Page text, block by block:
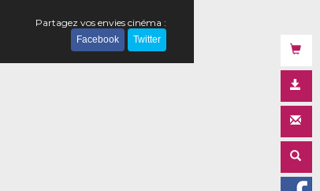
Partagez vos envies cinéma :
Facebook Twitter